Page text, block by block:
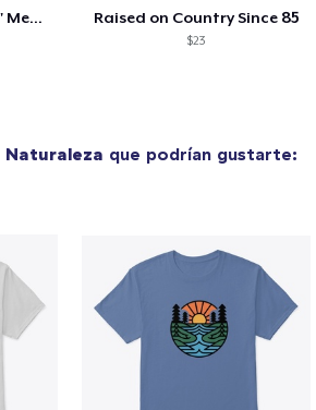
Jon Dretto "Painkiller" Merch Collection Raised on Country Since 85
$23
Naturaleza que podrían gustarte: